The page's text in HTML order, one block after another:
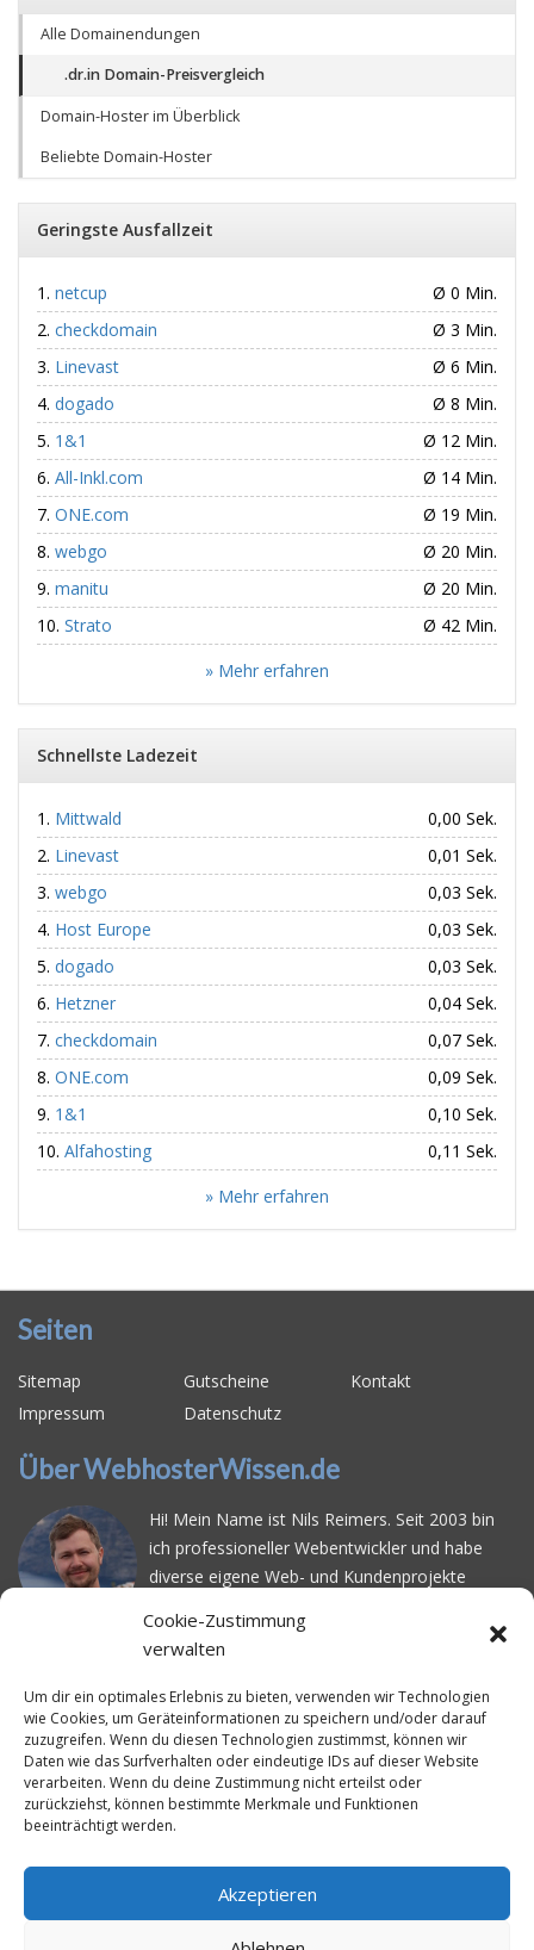
Cookie-Zustimmung
verwalten
Um dir ein optimales Erlebnis zu bieten, verwenden wir Technologien
wie Cookies, um Geräteinformationen zu speichern und/oder darauf
zuzugreifen. Wenn du diesen Technologien zustimmst, können wir
Daten wie das Surfverhalten oder eindeutige IDs auf dieser Website
verarbeiten. Wenn du deine Zustimmung nicht erteilst oder
zurückziehst, können bestimmte Merkmale und Funktionen
beeinträchtigt werden.
Akzeptieren
Alle Domainendungen
.dr.in Domain-Preisvergleich
Domain-Hoster im Überblick
Beliebte Domain-Hoster
Geringste Ausfallzeit
netcup
Ø 0 Min.
checkdomain
Ø 3 Min.
Linevast
Ø 6 Min.
dogado
Ø 8 Min.
1&1
Ø 12 Min.
All-Inkl.com
Ø 14 Min.
ONE.com
Ø 19 Min.
webgo
Ø 20 Min.
manitu
Ø 20 Min.
Strato
Ø 42 Min.
» Mehr erfahren
Schnellste Ladezeit
Mittwald
0,00 Sek.
Linevast
0,01 Sek.
webgo
0,03 Sek.
Host Europe
0,03 Sek.
dogado
0,03 Sek.
Hetzner
0,04 Sek.
checkdomain
0,07 Sek.
ONE.com
0,09 Sek.
1&1
0,10 Sek.
Alfahosting
0,11 Sek.
» Mehr erfahren
Seiten
Sitemap Gutscheine
Kontakt
Impressum
Datenschutz
Über WebhosterWissen.de
Hi! Mein Name ist Nils Reimers. Seit 2003 bin
ich professioneller Webentwickler und habe
diverse eigene Web- und Kundenprojekte
schwierig ist gutes Webhosting zu finden: Bei
vielen Anbietern ärgert man sich über
Serverausfälleoder überlangsame
Ladezeiten. Deswegen habe ich im Mai 2016
angefangen, die bekanntesten Webhoster
systematisch zu testen und deren
Erreichbarkeit und Ladezeit für eine typische
Website basierend auf dem beliebten CMS-
System WordPress zu protokollieren. Auf
WebhosterWissen.de werte ich diese
Messungen kontinuierlich aus und gebe euch